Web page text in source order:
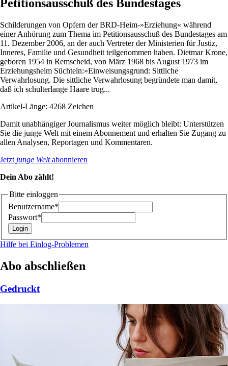
Petitionsausschuß des Bundestages
Schilderungen von Opfern der BRD-Heim-»Erziehung« während
einer Anhörung zum Thema im Petitionsausschuß des Bundestages am
11. Dezember 2006, an der auch Vertreter der Ministerien für Justiz,
Inneres, Familie und Gesundheit teilgenommen haben. Dietmar Krone,
geboren 1954 in Remscheid, von März 1968 bis August 1973 im
Erziehungsheim Süchteln:»Einweisungsgrund: Sittliche
Verwahrlosung. Die sittliche Verwahrlosung begründete man damit,
daß ich schulterlange Haare trug...
Artikel-Länge: 4268 Zeichen
Damit unabhängiger Journalismus weiter möglich bleibt: Unterstützen
Sie die junge Welt mit einem Abonnement und erhalten Sie Zugang zu
allen Analysen, Reportagen und Kommentaren.
Jetzt junge Weltabonnieren
Dein Abo zählt!
Bitte einloggen
Benutzername*
Passwort*
Hilfe bei Einlog-Problemen
Abo abschließen
Gedruckt